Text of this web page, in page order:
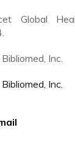
Global
Inc.
Bibliomed, Inc.